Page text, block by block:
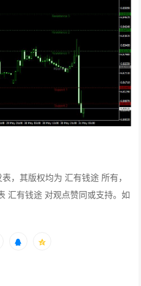
表，其版权均为 汇有钱途 所有，
汇有钱途 对观点赞同或支持。如